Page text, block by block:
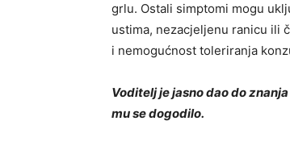
grlu. Ostali simptomi mogu
ustima, nezacjeljenu ranicu ili
i nemogućnost toleriranja
Voditelj je jasno dao do
mu se dogodilo.